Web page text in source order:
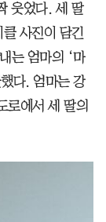
웃었다. 세 딸
사진이 담긴
는 엄마의 ‘마
다. 엄마는 강
로에서 세 딸의